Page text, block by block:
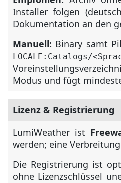
Installer folgen
Dokumentation an den
Manuell: Binary samt
LOCALE:Catalogs/
Modus und fügt
Lizenz & Registrierung
LumiWeather ist
werden; eine
Die Registrierung ist
ohne Lizenzschlüssel